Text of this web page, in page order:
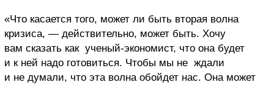
«Что касается того, может ли быть вторая волна
кризиса, — действительно, может быть. Хочу
вам сказать как ученый-экономист, что она будет
и к ней надо готовиться. Чтобы мы не ждали
и не думали, что эта волна обойдет нас. Она может